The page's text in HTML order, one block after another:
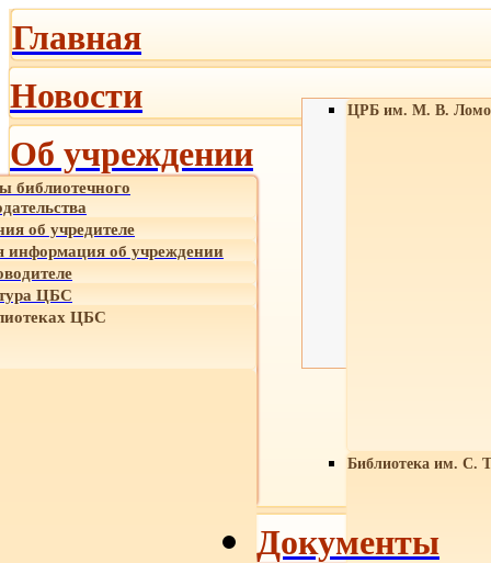
Главная
Новости
Об учреждении
библиотечного
об учредителе
об учреждении
ЦБС
ЦБС
ЦРБ им. М. В.
Библиотека им. С.
Документы